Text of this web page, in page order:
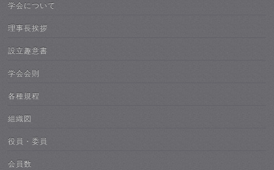
学会について
理事長挨拶
設立趣意書
学会会則
各種規程
組織図
役員・委員
会員数